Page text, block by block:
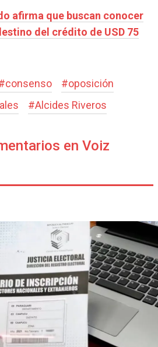
afirma que buscan conocer
del crédito de USD 75
consenso #oposición
#Alcides Riveros
en Voiz